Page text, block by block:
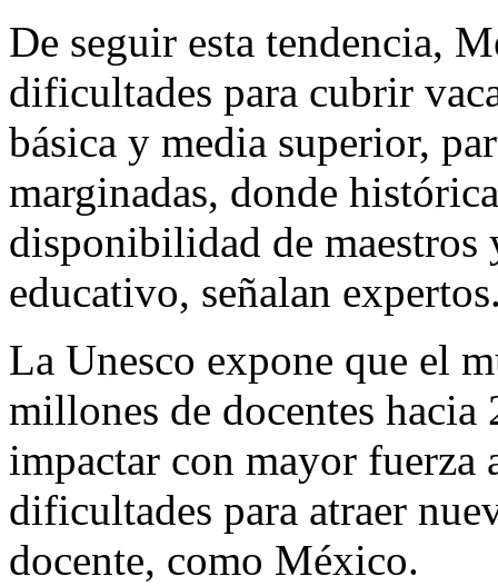
De seguir esta tendencia,
dificultades para cubrir
básica y media superior,
marginadas, donde
disponibilidad de maestros
educativo, señalan
La Unesco expone que el
millones de docentes
impactar con mayor fuerza
dificultades para atraer
docente, como México.